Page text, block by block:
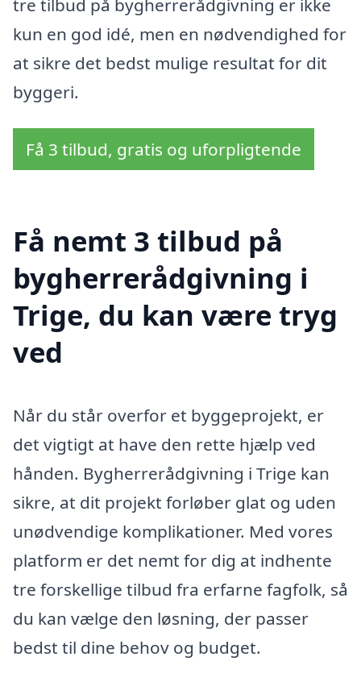
kun en god idé, men en nødvendighed for
at sikre det bedst mulige resultat for dit
byggeri.
Få 3 tilbud, gratis og uforpligtende
Få nemt 3 tilbud på
bygherrerådgivning i
Trige, du kan være tryg
ved
Når du står overfor et byggeprojekt, er
det vigtigt at have den rette hjælp ved
hånden. Bygherrerådgivning i Trige kan
sikre, at dit projekt forløber glat og uden
unødvendige komplikationer. Med vores
platform er det nemt for dig at indhente
tre forskellige tilbud fra erfarne fagfolk, så
du kan vælge den løsning, der passer
bedst til dine behov og budget.